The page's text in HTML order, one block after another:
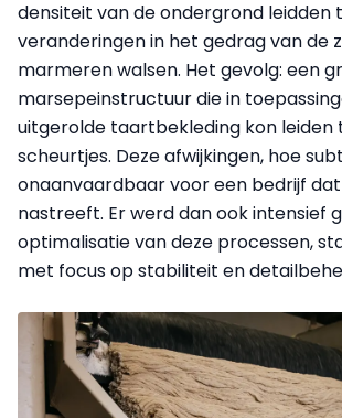
densiteit van de ondergrond leidden
veranderingen in het gedrag van de
marmeren walsen. Het gevolg: een
marsepeinstructuur die in
uitgerolde taartbekleding kon leiden
scheurtjes. Deze afwijkingen, hoe
onaanvaardbaar voor een bedrijf
nastreeft. Er werd dan ook intensief
optimalisatie van deze processen,
met focus op stabiliteit en